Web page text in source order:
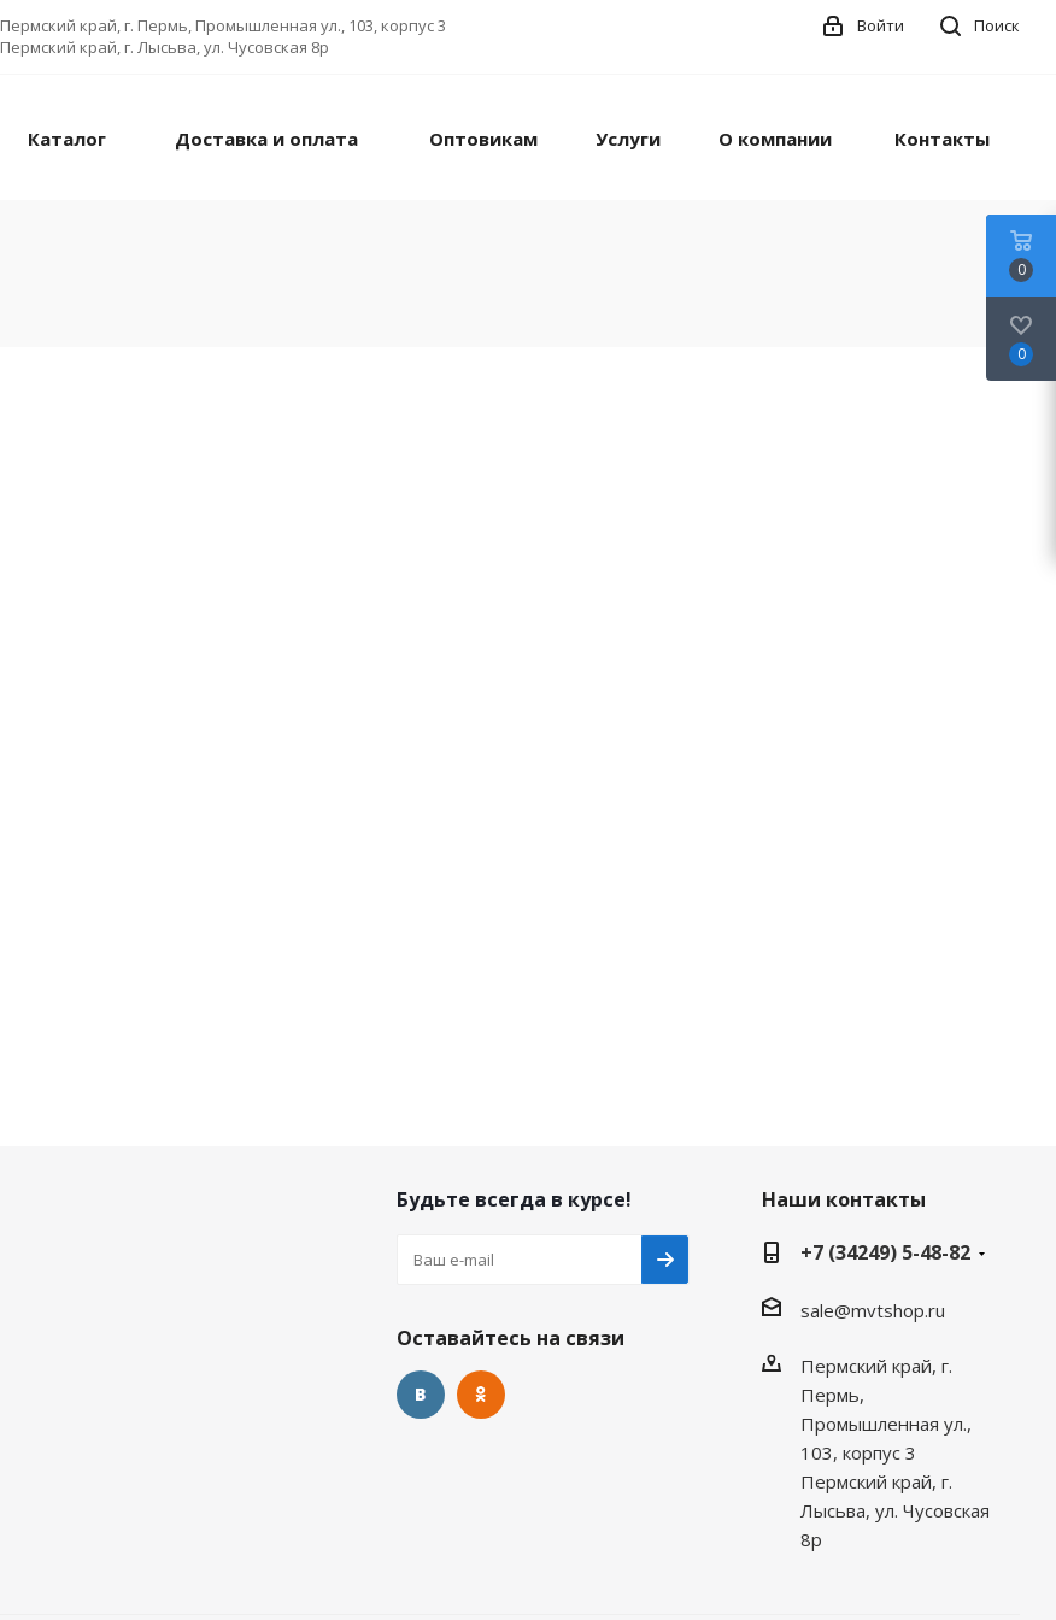
Пермский край, г. Пермь, Промышленная ул., 103, корпус 3
Пермский край, г. Лысьва, ул. Чусовская 8р
Поиск
Войти
Каталог Доставка и оплата Оптовикам Услуги О компании Контакты
Будьте всегда в курсе!
Оставайтесь на связи
Наши контакты
+7 (34249) 5-48-82
sale@mvtshop.ru
Пермский край, г.
Пермь,
Промышленная ул.,
103, корпус 3
Пермский край, г.
Лысьва, ул. Чусовская
8р
0
0